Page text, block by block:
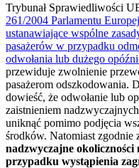
Trybunał Sprawiedliwości
261/2004 Parlamentu
ustanawiające wspólne
pasażerów w przypadku
odwołania lub dużego
przewiduje zwolnienie
pasażerom odszkodowania.
dowieść, że odwołanie lub
zaistnieniem
uniknąć pomimo podjęcia
środków. Natomiast zgodnie
nadzwyczajne okoliczności
przypadku wystąpienia